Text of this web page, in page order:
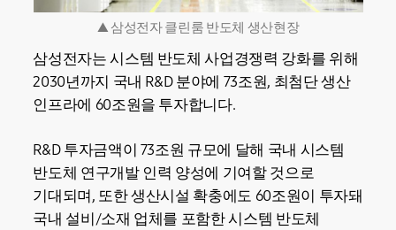
▲ 삼성전자 클린룸 반도체 생산현장
삼성전자는 시스템 반도체 사업경쟁력 강화를 위해
2030년까지 국내 R&D 분야에 73조원, 최첨단 생산
인프라에 60조원을 투자합니다.
R&D 투자금액이 73조원 규모에 달해 국내 시스템
반도체 연구개발 인력 양성에 기여할 것으로
기대되며, 또한 생산시설 확충에도 60조원이 투자돼
국내 설비/소재 업체를 포함한 시스템 반도체